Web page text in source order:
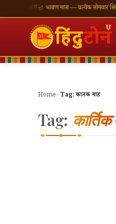
🪔 श्रावण मास — प्रत्येक सोमवार
Home › Tag:कार्तिक माह
Tag: कार्तिक